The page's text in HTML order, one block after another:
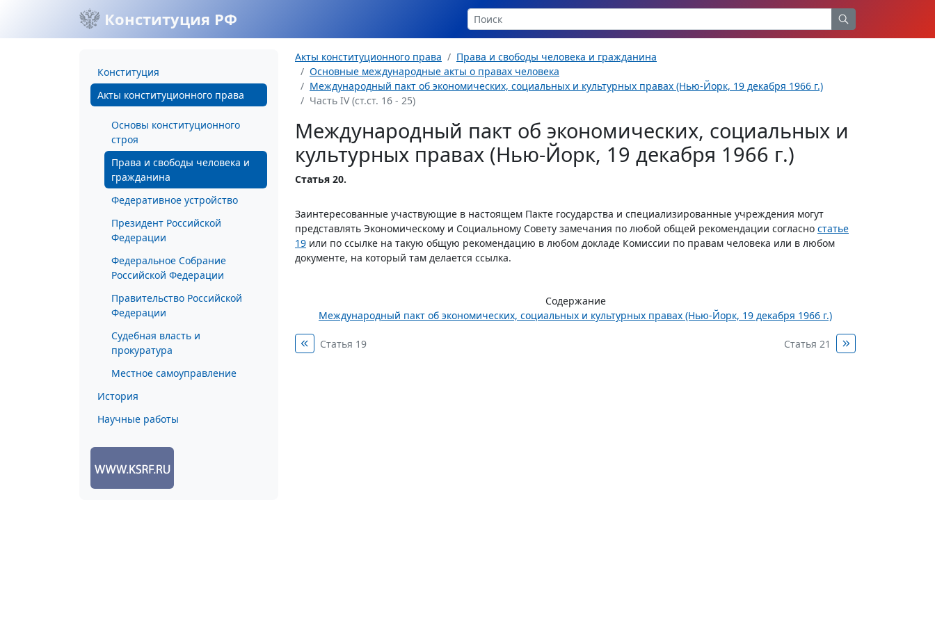
Конституция РФ
Конституция
Акты конституционного права
Основы конституционного
строя
Права и свободы человека и
гражданина
Федеративное устройство
Президент Российской
Федерации
Федеральное Собрание
Российской Федерации
Правительство Российской
Федерации
Судебная власть и
прокуратура
Местное самоуправление
История
Научные работы
Акты конституционного права
Права и свободы человека и гражданина
Основные международные акты о правах человека
Международный пакт об экономических, социальных и культурных правах (Нью-Йорк, 19 декабря 1966 г.)
Часть IV (ст.ст. 16 - 25)
Международный пакт об экономических, социальных и
культурных правах (Нью-Йорк, 19 декабря 1966 г.)
Статья 20.
Заинтересованные участвующие в настоящем Пакте государства и специализированные учреждения могут
представлять Экономическому и Социальному Совету замечания по любой общей рекомендации согласно статье
19 или по ссылке на такую общую рекомендацию в любом докладе Комиссии по правам человека или в любом
документе, на который там делается ссылка.
Содержание
Международный пакт об экономических, социальных и культурных правах (Нью-Йорк, 19 декабря 1966 г.)
Статья 19 Статья 21